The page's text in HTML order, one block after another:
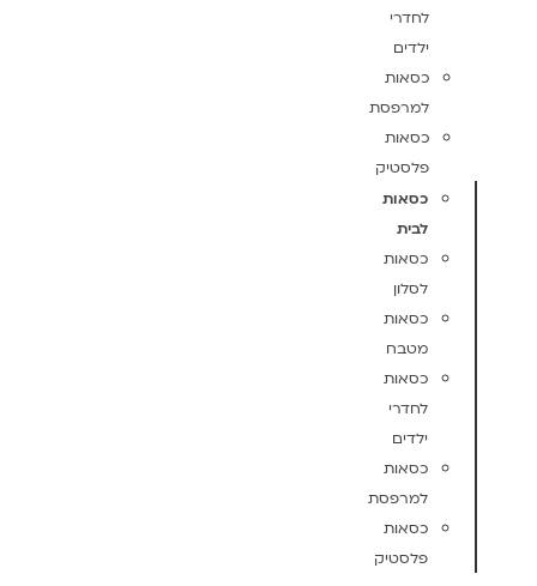
לחדרי
ילדים
כסאות
למרפסת
כסאות
פלסטיק
כסאות
לבית
כסאות
לסלון
כסאות
מטבח
כסאות
לחדרי
ילדים
כסאות
למרפסת
כסאות
פלסטיק